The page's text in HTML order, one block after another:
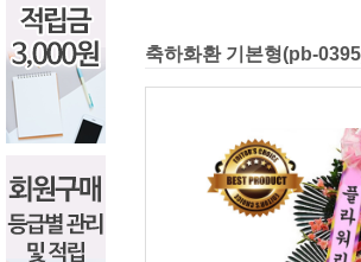
축하화환 기본형(pb-